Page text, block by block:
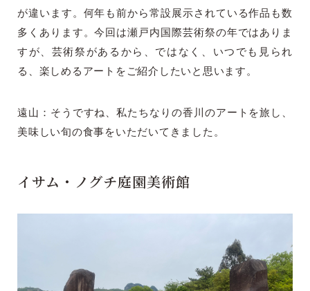
が違います。何年も前から常設展示されている作品も数
多くあります。今回は瀬戸内国際芸術祭の年ではありま
すが、芸術祭があるから、ではなく、いつでも見られ
る、楽しめるアートをご紹介したいと思います。
遠山：そうですね、私たちなりの香川のアートを旅し、
美味しい旬の食事をいただいてきました。
イサム・ノグチ庭園美術館